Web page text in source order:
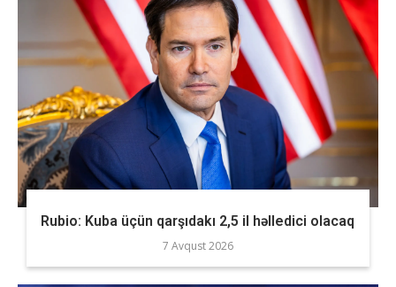
Rubio: Kuba üçün qarşıdakı 2,5 il həlledici olacaq
7 Avqust 2026